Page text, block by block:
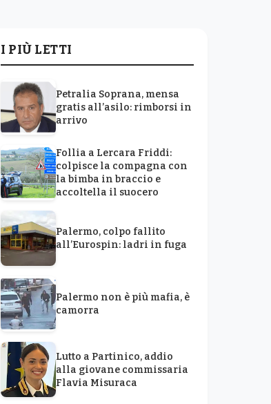
I PIÙ LETTI
Petralia Soprana, mensa
gratis all’asilo: rimborsi in
arrivo
Follia a Lercara Friddi:
colpisce la compagna con
la bimba in braccio e
accoltella il suocero
Palermo, colpo fallito
all’Eurospin: ladri in fuga
Palermo non è più mafia, è
camorra
Lutto a Partinico, addio
alla giovane commissaria
Flavia Misuraca